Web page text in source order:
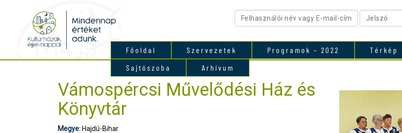
Főoldal Szervezetek Programok – 2022 Térkép
Sajtószoba
Arhívum
Vámospércsi Művelődési Ház és
Könyvtár
Megye: Hajdú-Bihar